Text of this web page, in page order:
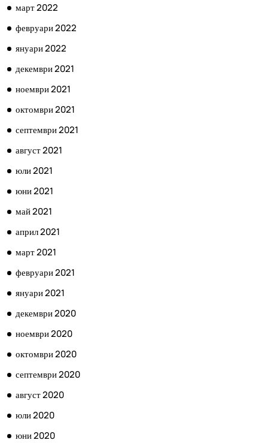
март 2022
февруари 2022
януари 2022
декември 2021
ноември 2021
октомври 2021
септември 2021
август 2021
юли 2021
юни 2021
май 2021
април 2021
март 2021
февруари 2021
януари 2021
декември 2020
ноември 2020
октомври 2020
септември 2020
август 2020
юли 2020
юни 2020